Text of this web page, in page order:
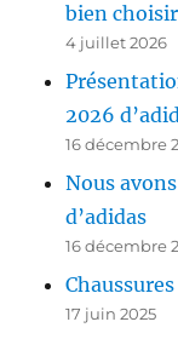
bien
4 juillet 2026
2026
16 décembre
Nous
d’adidas
16 décembre
17 juin 2025